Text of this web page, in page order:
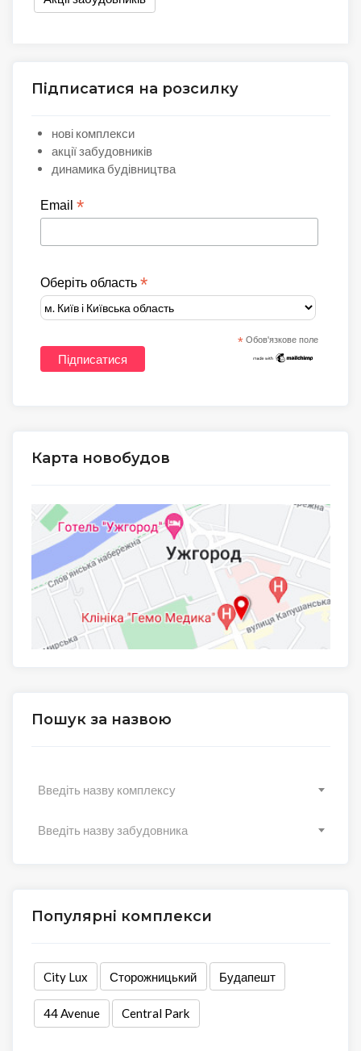
Підписатися на розсилку
нові комплекси
акції забудовників
динамика будівництва
Email *
Оберіть область *
* Обов'язкове поле
Карта новобудов
Пошук за назвою
Введіть назву комплексу
Введіть назву забудовника
Популярні комплекси
City Lux Сторожницький Будапешт
44 Avenue Central Park